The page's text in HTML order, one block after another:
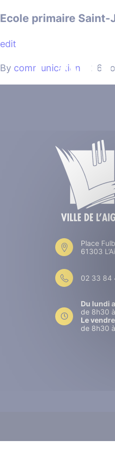
Ecole primaire Saint-
edit
By communication 26
Place
61303
02 33 84
Du lundi
de 8h30
Le
de 8h30